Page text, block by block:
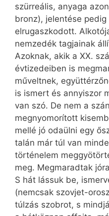
szürreális, anyaga
bronz), jelentése
elrugaszkodott.
nemzedék tagjainak
Azoknak, akik a XX.
évtizedeiben is
műveltnek,
is ismert és annyiszor
van szó. De nem a
megnyomorított
mellé jó odaülni egy
talán már túl van
történelem
meg. Megmaradtak
S hát lássuk be,
(nemcsak szovjet-
túlzás szobrot, s